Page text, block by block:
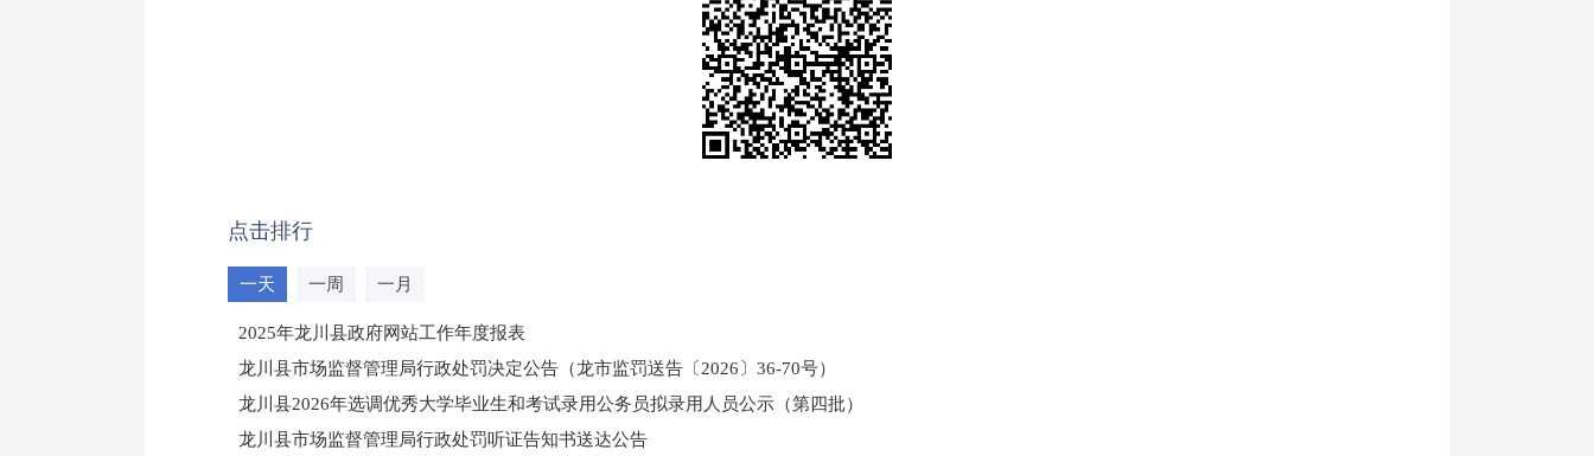
点击排行
一天 一周 一月
2025年龙川县政府网站工作年度报表
龙川县市场监督管理局行政处罚决定公告（龙市监罚送告〔2026〕36-70号）
龙川县2026年选调优秀大学毕业生和考试录用公务员拟录用人员公示（第四批）
龙川县市场监督管理局行政处罚听证告知书送达公告